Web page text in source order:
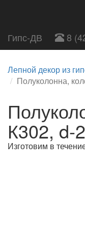
Гипс-ДВ 8
Лепной декор из
Полуколонна,
К302, d-
Изготовим в